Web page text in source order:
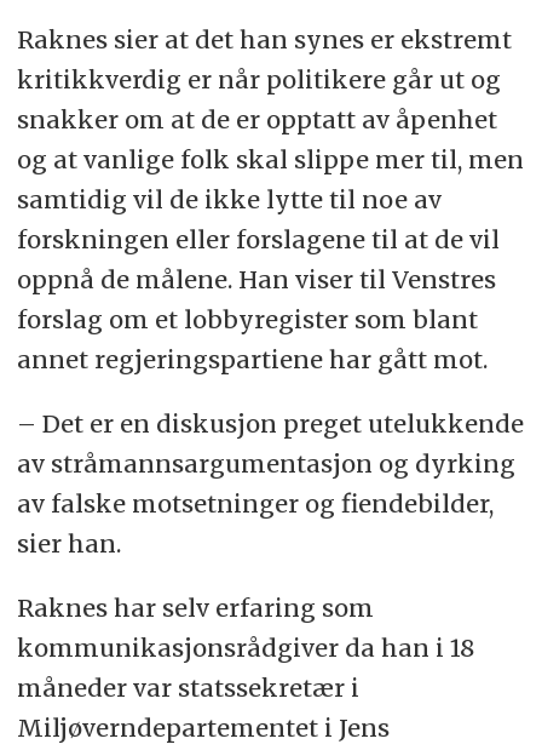
Raknes sier at det han synes er ekstremt
kritikkverdig er når politikere går ut og
snakker om at de er opptatt av åpenhet
og at vanlige folk skal slippe mer til, men
samtidig vil de ikke lytte til noe av
forskningen eller forslagene til at de vil
oppnå de målene. Han viser til Venstres
forslag om et lobbyregister som blant
annet regjeringspartiene har gått mot.
– Det er en diskusjon preget utelukkende
av stråmannsargumentasjon og dyrking
av falske motsetninger og fiendebilder,
sier han.
Raknes har selv erfaring som
kommunikasjonsrådgiver da han i 18
måneder var statssekretær i
Miljøverndepartementet i Jens